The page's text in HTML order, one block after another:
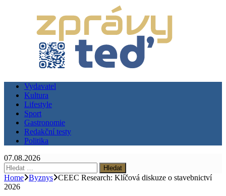
Vydavatel
Kultura
Lifestyle
Sport
Gastronomie
Redakční testy
Politika
07.08.2026
Vyhledávání
Home Byznys CEEC Research: Klíčová diskuze o stavebnictví
2026